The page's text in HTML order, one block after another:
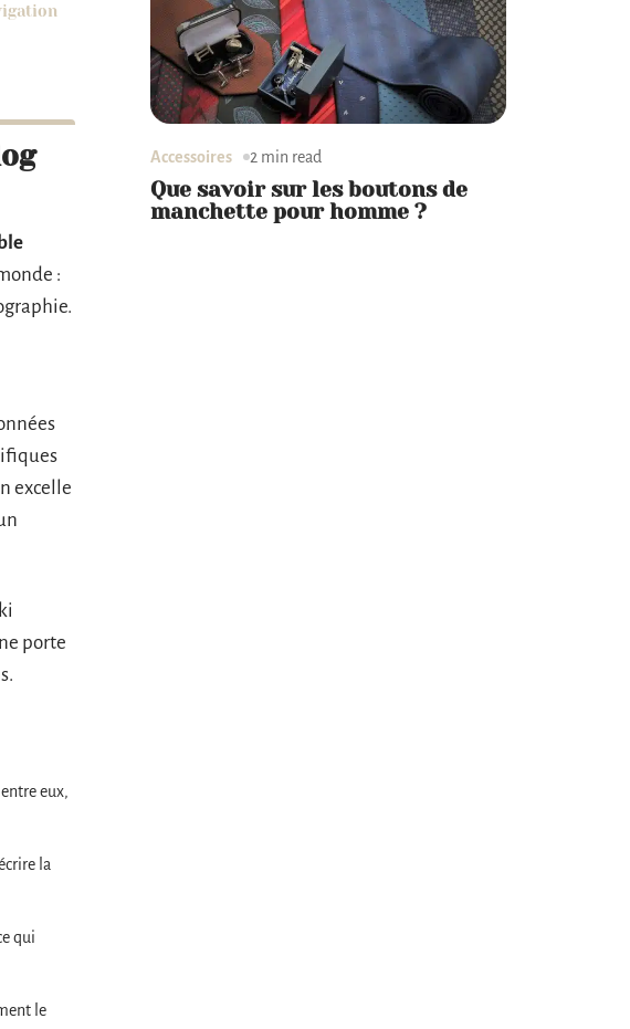
:
excelle
porte
eux,
la
qui
le
Accessoires 2 min read
Que savoir sur les boutons de
manchette pour homme ?